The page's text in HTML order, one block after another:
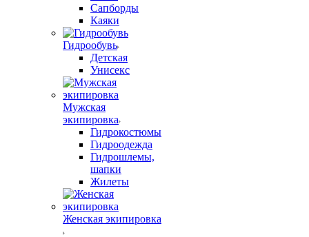
Сапборды
Каяки
Гидрообувь
Детская
Унисекс
Мужская
экипировка
Гидрокостюмы
Гидроодежда
Гидрошлемы,
шапки
Жилеты
Женская экипировка